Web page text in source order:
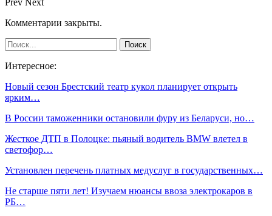
Комментарии закрыты.
Интересное:
Новый сезон Брестский театр кукол планирует открыть
ярким…
В России таможенники остановили фуру из Беларуси, но…
Жесткое ДТП в Полоцке: пьяный водитель BMW влетел в
светофор…
Установлен перечень платных медуслуг в государственных…
Не старше пяти лет! Изучаем нюансы ввоза электрокаров в
РБ…